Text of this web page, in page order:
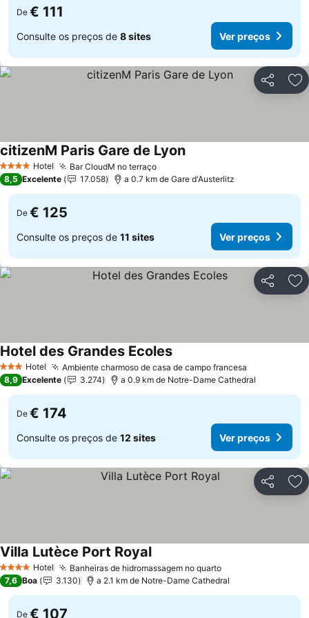
De € 111
Consulte os preços de 8 sites Ver preços
Partilhar
4 EstrelasHotel Bar CloudM no terraçoVer preços
citizenM Paris Gare de LyonVer preços
8,5 Excelente 17.058 a 0.7 km de Gare d'Austerlitz
De € 125
Consulte os preços de 11 sites Ver preços
Partilhar
3 EstrelasHotel Ambiente charmoso de casa de campo francesa
Hotel des Grandes EcolesVer preços
8,9 Excelente 3.274 a 0.9 km de Notre-Dame Cathedral
De € 174
Consulte os preços de 12 sites Ver preços
Partilhar
4 EstrelasHotel Banheiras de hidromassagem no quartoVer preços
Villa Lutèce Port RoyalVer preços
7,6 Boa 3.130 a 2.1 km de Notre-Dame Cathedral
De € 107